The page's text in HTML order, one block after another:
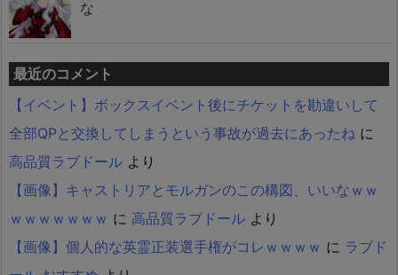
な
最近のコメント
【イベント】ボックスイベント後にチケットを勘違いして
全部QPと交換してしまうという事故が過去にあったね に
高品質ラブドール より
【画像】キャストリアとモルガンのこの構図、いいなｗｗ
ｗｗｗｗｗｗｗ に 高品質ラブドール より
【画像】個人的な英霊正装選手権がコレｗｗｗｗ に ラブド